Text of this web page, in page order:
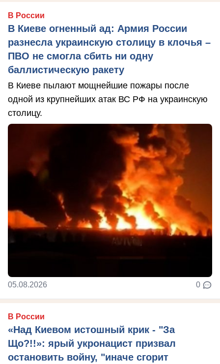
В России
В Киеве огненный ад: Армия России
разнесла украинскую столицу в клочья –
ПВО не смогла сбить ни одну
баллистическую ракету
В Киеве пылают мощнейшие пожары после
одной из крупнейших атак ВС РФ на украинскую
столицу.
05.08.2026 0
В России
«Над Киевом истошный крик - "За
Що?!!»: ярый укронацист призвал
остановить войну, "иначе сгорит